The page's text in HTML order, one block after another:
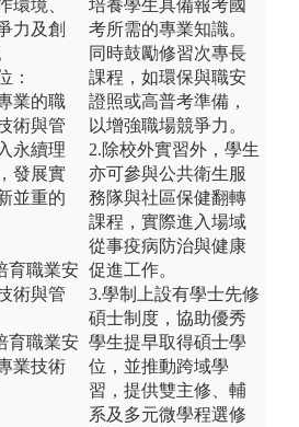
環境、
力及創
：
業的職
術與管
永續理
發展實
並重的
育職業安
術與管
育職業安
業技術
培養學生具備報考國
考所需的專業知識。
同時鼓勵修習次專長
課程，如環保與職安
證照或高普考準備，
以增強職場競爭力。
2.除校外實習外，學生
亦可參與公共衛生服
務隊與社區保健翻轉
課程，實際進入場域
從事疫病防治與健康
促進工作。
3.學制上設有學士先修
碩士制度，協助優秀
學生提早取得碩士學
位，並推動跨域學
習，提供雙主修、輔
系及多元微學程選修